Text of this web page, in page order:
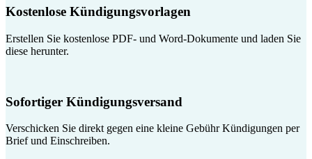
Kostenlose Kündigungsvorlagen
Erstellen Sie kostenlose PDF- und Word-Dokumente und laden Sie
diese herunter.
Sofortiger Kündigungsversand
Verschicken Sie direkt gegen eine kleine Gebühr Kündigungen per
Brief und Einschreiben.